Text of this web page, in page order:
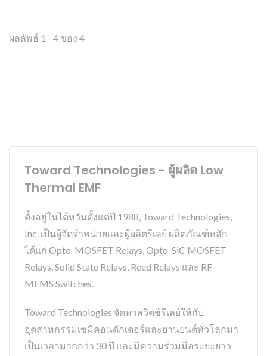
ผลลัพธ์ 1 - 4 ของ 4
Toward Technologies - ผู้ผลิต Low
Thermal EMF
ตั้งอยู่ในไต้หวันตั้งแต่ปี 1988, Toward Technologies,
Inc. เป็นผู้จัดจำหน่ายและผู้ผลิตรีเลย์ ผลิตภัณฑ์หลัก
ได้แก่ Opto-MOSFET Relays, Opto-SiC MOSFET
Relays, Solid State Relays, Reed Relays และ RF
MEMS Switches.
Toward Technologies จัดหาสวิตช์รีเลย์ให้กับ
อุตสาหกรรมเซมิคอนดักเตอร์และยานยนต์ทั่วโลกมา
เป็นเวลามากกว่า 30 ปี และมีความร่วมมือระยะยาว